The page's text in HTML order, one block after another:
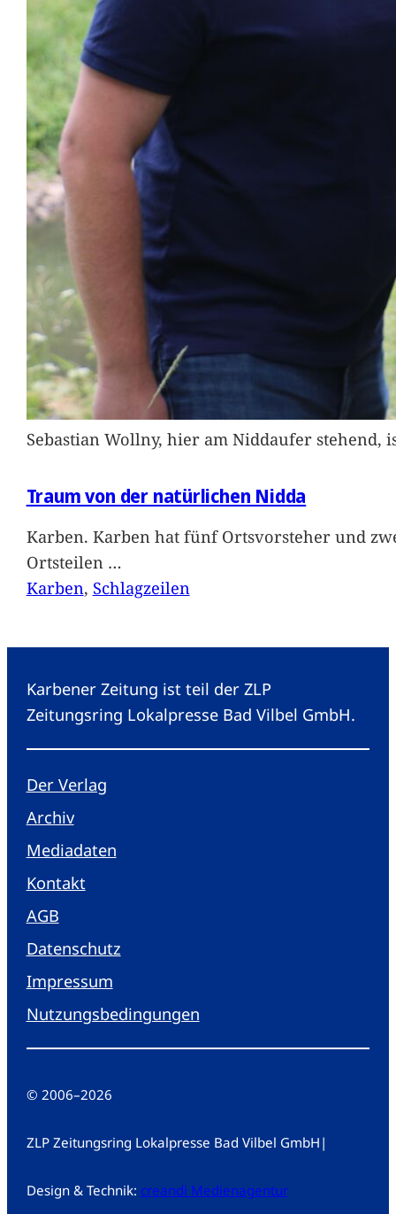
Sebastian Wollny, hier am Niddaufer
Traum von der natürlichen Nidda
Karben. Karben hat fünf Ortsvorsteher und
Ortsteilen …
Karben, Schlagzeilen
Karbener Zeitung ist teil der ZLP
Zeitungsring Lokalpresse Bad Vilbel GmbH.
Der Verlag
Archiv
Mediadaten
Kontakt
AGB
Datenschutz
Impressum
Nutzungsbedingungen
© 2006–2026
ZLP Zeitungsring Lokalpresse Bad Vilbel GmbH |
Design & Technik: creandi Medienagentur